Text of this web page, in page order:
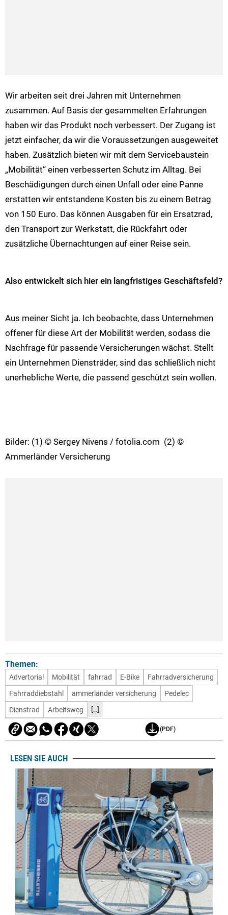
Wir arbeiten seit drei Jahren mit Unternehmen
zusammen. Auf Basis der gesammelten Erfahrungen
haben wir das Produkt noch verbessert. Der Zugang ist
jetzt einfacher, da wir die Voraussetzungen ausgeweitet
haben. Zusätzlich bieten wir mit dem Servicebaustein
„Mobilität“ einen verbesserten Schutz im Alltag. Bei
Beschädigungen durch einen Unfall oder eine Panne
erstatten wir entstandene Kosten bis zu einem Betrag
von 150 Euro. Das können Ausgaben für ein Ersatzrad,
den Transport zur Werkstatt, die Rückfahrt oder
zusätzliche Übernachtungen auf einer Reise sein.
Also entwickelt sich hier ein langfristiges Geschäftsfeld?
Aus meiner Sicht ja. Ich beobachte, dass Unternehmen
offener für diese Art der Mobilität werden, sodass die
Nachfrage für passende Versicherungen wächst. Stellt
ein Unternehmen Diensträder, sind das schließlich nicht
unerhebliche Werte, die passend geschützt sein wollen.
Bilder: (1) © Sergey Nivens / fotolia.com (2) ©
Ammerländer Versicherung
Themen:
Advertorial Mobilität fahrrad E-Bike
Fahrradversicherung
Fahrraddiebstahl
ammerländer versicherung
Pedelec
Dienstrad
Arbeitsweg [..]
(PDF)
LESEN SIE AUCH